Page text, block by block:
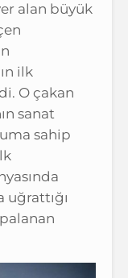
alan büyük
ilk
O çakan
sanat
sahip
uğrattığı